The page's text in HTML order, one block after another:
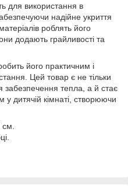
для використання в
надійне укриття
роблять його
додають грайливості та
його практичним і
Цей товар є не тільки
тепла, а й стає
дитячій кімнаті, створюючи